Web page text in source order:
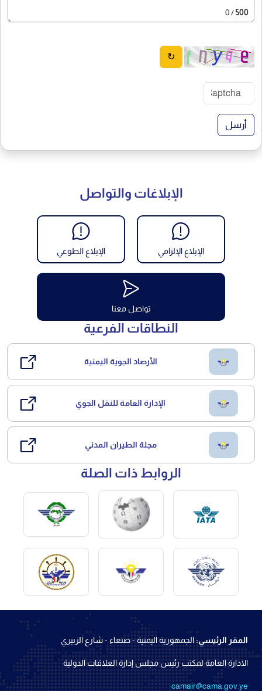
500
/ 0
↻
أرسل
الإبلاغات والتواصل
الإبلاغ الإلزامي الإبلاغ الطوعي
تواصل معنا
النطاقات الفرعية
الأرصاد الجوية اليمنية
الإدارة العامة للنقل الجوي
مجلة الطيران المدني
الروابط ذات الصلة
المقر الرئيسي:الجمهورية اليمنية - صنعاء - شارع الزبيري
الادارة العامة لمكتب رئيس مجلس إدارة العلاقات الدولية
camair@cama.gov.ye